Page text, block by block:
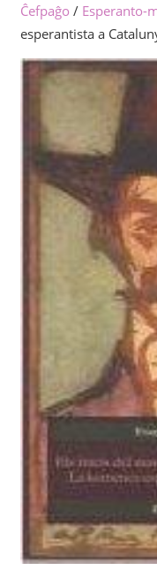
Ĉefpaĝo / Esperanto-
esperantista a